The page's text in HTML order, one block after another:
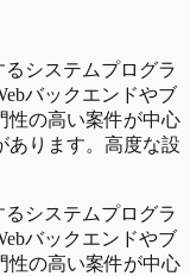
システムプログラ
バックエンドやブ
性の高い案件が中心
あります。高度な設
システムプログラ
バックエンドやブ
性の高い案件が中心